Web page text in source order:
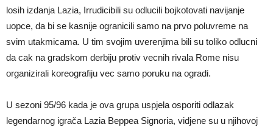
losih izdanja Lazia, Irrudicibili su odlucili bojkotovati navijanje
uopce, da bi se kasnije ogranicili samo na prvo poluvreme na
svim utakmicama. U tim svojim uverenjima bili su toliko odlucni
da cak na gradskom derbiju protiv vecnih rivala Rome nisu
organizirali koreografiju vec samo poruku na ogradi.
U sezoni 95/96 kada je ova grupa uspjela osporiti odlazak
legendarnog igrača Lazia Beppea Signoria, vidjene su u njihovoj